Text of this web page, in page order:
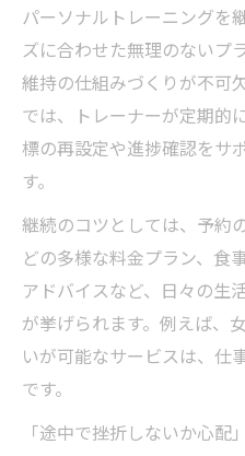
パーソナルトレーニングを
ズに合わせた無理のないプ
維持の仕組みづくりが不可
では、トレーナーが定期的
標の再設定や進捗確認をサ
す。
継続のコツとしては、予約
どの多様な料金プラン、食
アドバイスなど、日々の生
が挙げられます。例えば、
いが可能なサービスは、仕
です。
「途中で挫折しないか心